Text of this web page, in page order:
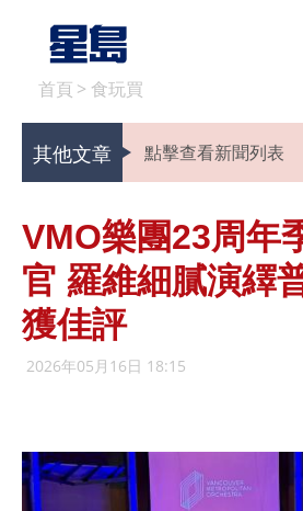
首頁 > 食玩買
其他文章 點擊查看新聞列表
VMO樂團23周年
官 羅維細膩演繹
獲佳評
2026年05月16日 18:15